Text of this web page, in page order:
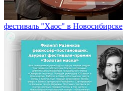
фестиваль "Хаос" в Новосибирске